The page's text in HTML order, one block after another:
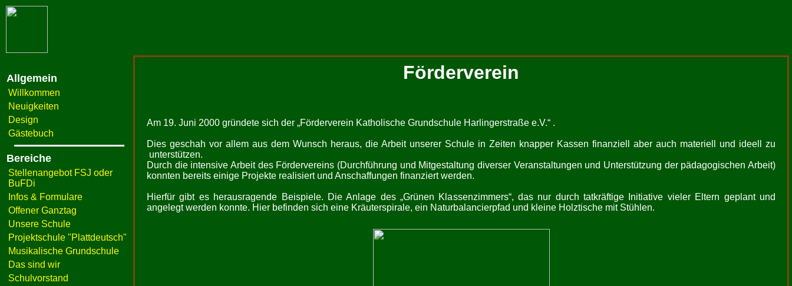
Allgemein
Willkommen
Neuigkeiten
Design
Gästebuch
Bereiche
Stellenangebot FSJ oder
BuFDi
Infos & Formulare
Offener Ganztag
Unsere Schule
Projektschule "Plattdeutsch"
Musikalische Grundschule
Das sind wir
Schulvorstand
Förderverein
Am 19. Juni 2000 gründete sich der „Förderverein Katholische Grundschule Harlingerstraße e.V.“ .
Dies geschah vor allem aus dem Wunsch heraus, die Arbeit unserer Schule in Zeiten knapper Kassen finanziell aber auch materiell und ideell zu
unterstützen.
Durch die intensive Arbeit des Fördervereins (Durchführung und Mitgestaltung diverser Veranstaltungen und Unterstützung der pädagogischen Arbeit)
konnten bereits einige Projekte realisiert und Anschaffungen finanziert werden.
Hierfür gibt es herausragende Beispiele. Die Anlage des „Grünen Klassenzimmers“, das nur durch tatkräftige Initiative vieler Eltern geplant und
angelegt werden konnte. Hier befinden sich eine Kräuterspirale, ein Naturbalancierpfad und kleine Holztische mit Stühlen.